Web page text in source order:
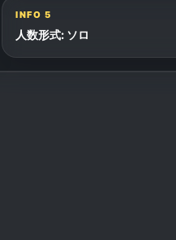
INFO 5
人数形式: ソロ